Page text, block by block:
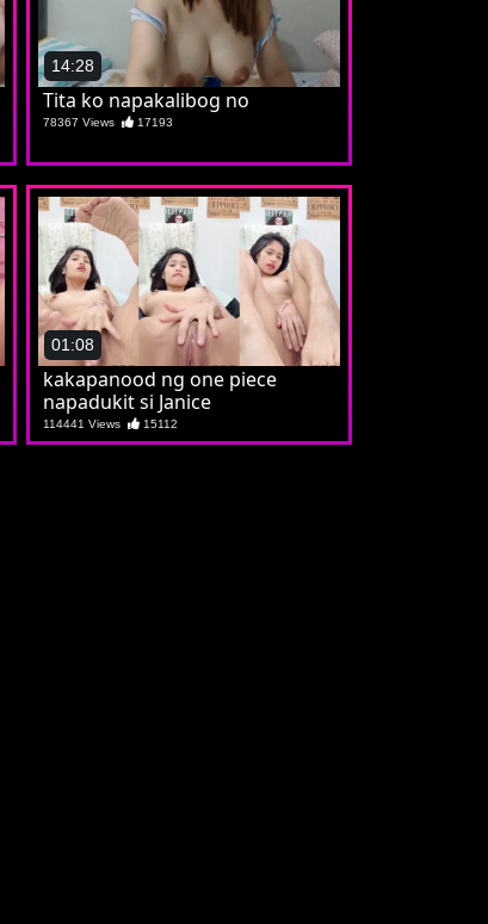
14:28
Tita ko napakalibog no
78367 Views 17193
01:08
kakapanood ng one piece
napadukit si Janice
114441 Views 15112